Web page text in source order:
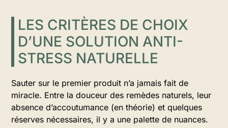
LES CRITÈRES DE CHOIX
D’UNE SOLUTION ANTI-
STRESS NATURELLE
Sauter sur le premier produit n’a jamais fait de
miracle. Entre la douceur des remèdes naturels, leur
absence d’accoutumance (en théorie) et quelques
réserves nécessaires, il y a une palette de nuances.